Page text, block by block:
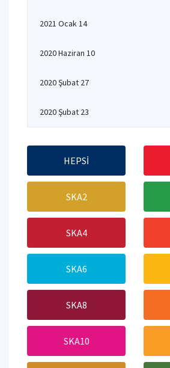
2021 Ocak 14
2020 Haziran 10
2020 Şubat 27
2020 Şubat 23
HEPSİ
SKA2
SKA4
SKA6
SKA8
SKA10